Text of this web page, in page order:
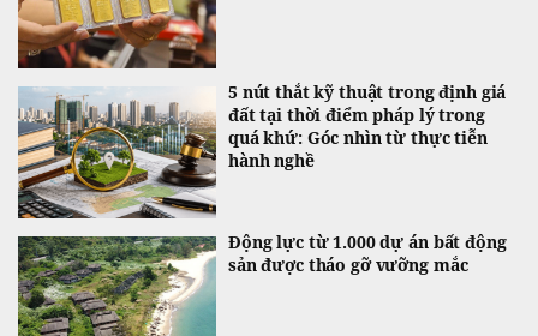
5 nút thắt kỹ thuật trong định giá
đất tại thời điểm pháp lý trong
quá khứ: Góc nhìn từ thực tiễn
hành nghề
Động lực từ 1.000 dự án bất động
sản được tháo gỡ vưỡng mắc